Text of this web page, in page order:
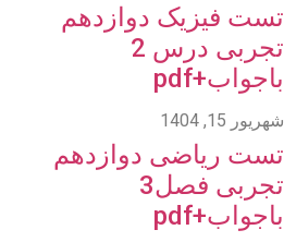
تست فیزیک دوازدهم
تجربی درس 2
باجواب+pdf
شهریور 15, 1404
تست ریاضی دوازدهم
تجربی فصل3
باجواب+pdf